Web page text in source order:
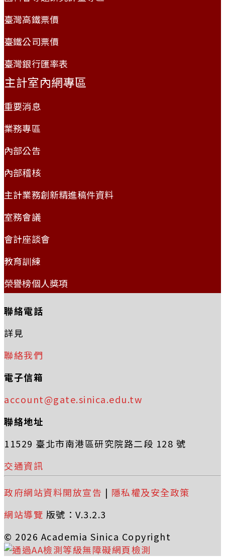
臺灣高鐵票價
臺鐵公司票價
臺灣銀行匯率表
主計室內網專區
重要消息
業務專區
內部公告
內部稽核
主計業務創新精進稿件資料
室務會議
會計座談會
教育訓練
榮譽榜個人獎項
聯絡電話
詳見
聯絡我們
電子信箱
account@gate.sinica.edu.tw
聯絡地址
11529 臺北市南港區研究院路二段 128 號
交通資訊
政府網站資料開放宣告 | 隱私權及安全政策
網站導覽 版號：V.3.2.3
© 2026 Academia Sinica Copyright